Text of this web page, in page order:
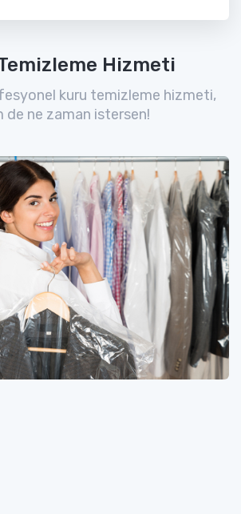
Hizmeti
kuru temizleme hizmeti,
de ne zaman istersen!